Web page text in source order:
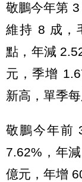
敬鵬今年第
維持 8 成，
點，年減
元，季增
新高，單季
敬鵬今年前
7.62%，年
億元，年增